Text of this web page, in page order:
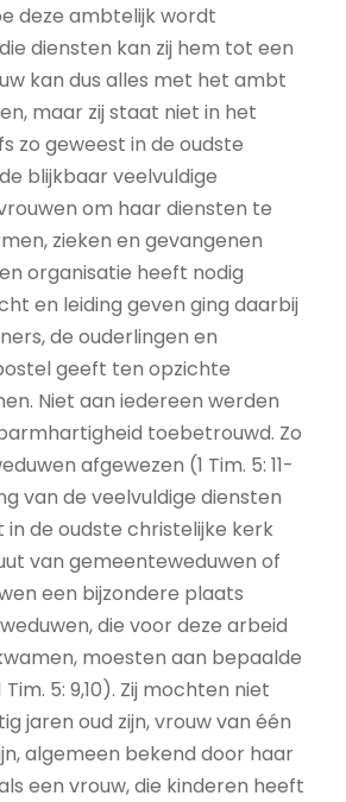
deze ambtelijk wordt
diensten kan zij hem tot een
kan dus alles met het ambt
maar zij staat niet in het
zo geweest in de oudste
blijkbaar veelvuldige
om haar diensten te
zieken en gevangenen
organisatie heeft nodig
en leiding geven ging daarbij
de ouderlingen en
geeft ten opzichte
Niet aan iedereen werden
toebetrouwd. Zo
afgewezen (1 Tim. 5: 11-
van de veelvuldige diensten
de oudste christelijke kerk
van gemeenteweduwen of
een bijzondere plaats
die voor deze arbeid
moesten aan bepaalde
5: 9,10). Zij mochten niet
jaren oud zijn, vrouw van één
algemeen bekend door haar
een vrouw, die kinderen heeft